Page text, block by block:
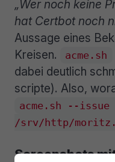
„Wer noch keine
hat Certbot noch
Aussage eines
Kreisen.
acme.sh
dabei deutlich
scripte). Also,
acme.sh --
/srv/http/
Screenshots